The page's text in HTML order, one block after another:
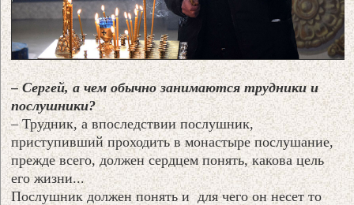
– Сергей, а чем обычно занимаются трудники и
послушники?
– Трудник, а впоследствии послушник,
приступивший проходить в монастыре послушание,
прежде всего, должен сердцем понять, какова цель
его жизни...
Послушник должен понять и для чего он несет то